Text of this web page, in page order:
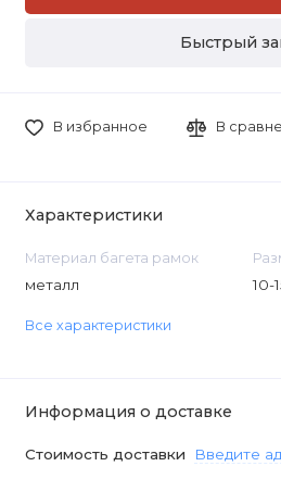
Быстрый
В избранное В
Характеристики
Материал багета рамок
металл 10-
Все характеристики
Информация о доставке
Стоимость доставки Введите